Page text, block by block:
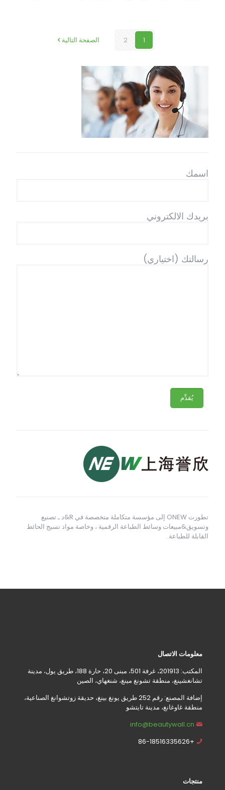
1
2 الصفحة التالية
اسمك
بريدك الالكتروني
رسالتك (اختياري)
تطورت ONEW إلى مؤسسة متكاملة متخصصة في R&د ـ تصنيع
وتسويق&مبيعات وسائط الطباعة الرقمية ، وخاصة مواد نسيج الحائط
القابلة للطباعة.
معلومات الاتصال
المكتب: 201913، غرفة 501، مبنى 20، حارة 188، طريق يول، مدينة
تشانغشينغ، منطقة تشونغ مينغ، شنغهاي، الصين
إضافة المصنع: رقم 252 طريق يونغ بينغ، حديقة زوتشوانغ الصناعية،
منطقة غاوغانغ، مدينة تايتشو
info@beautywall.cn
+86-18516335626
منتجات